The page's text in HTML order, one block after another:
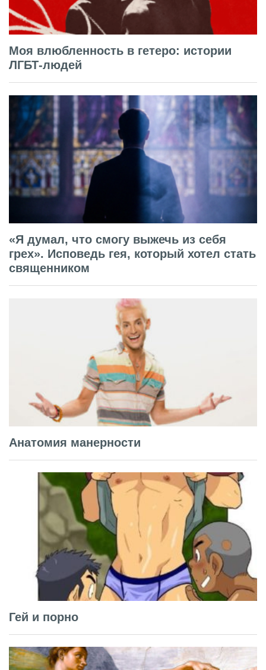
Моя влюбленность в гетеро: истории
ЛГБТ-людей
«Я думал, что смогу выжечь из себя
грех». Исповедь гея, который хотел стать
священником
Анатомия манерности
Гей и порно